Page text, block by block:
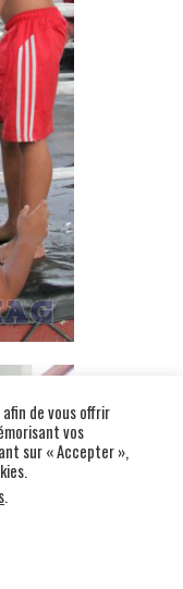
de vous offrir
vos
sur « Accepter »,
.